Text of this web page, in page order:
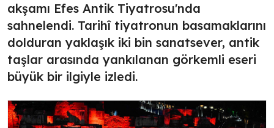
akşamı Efes Antik Tiyatrosu'nda
sahnelendi. Tarihî tiyatronun basamaklarını
dolduran yaklaşık iki bin sanatsever, antik
taşlar arasında yankılanan görkemli eseri
büyük bir ilgiyle izledi.